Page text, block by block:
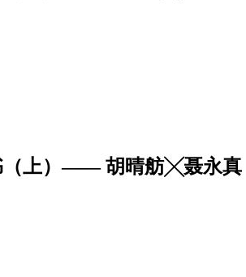
（上）—— 胡晴舫╳聂永